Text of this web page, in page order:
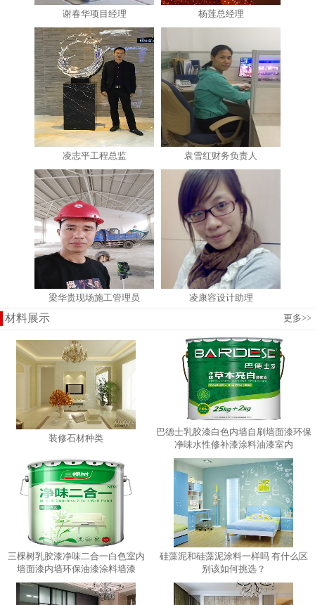
谢春华项目经理 杨莲总经理
凌志平工程总监 袁雪红财务负责人
梁华贵现场施工管理员 凌康容设计助理
材料展示 更多>>
装修石材种类
巴德士乳胶漆白色内墙自刷墙面漆环保
净味水性修补漆涂料油漆室内
三棵树乳胶漆净味二合一白色室内
墙面漆内墙环保油漆涂料墙漆
硅藻泥和硅藻泥涂料一样吗 有什​么区
别该如何挑选？